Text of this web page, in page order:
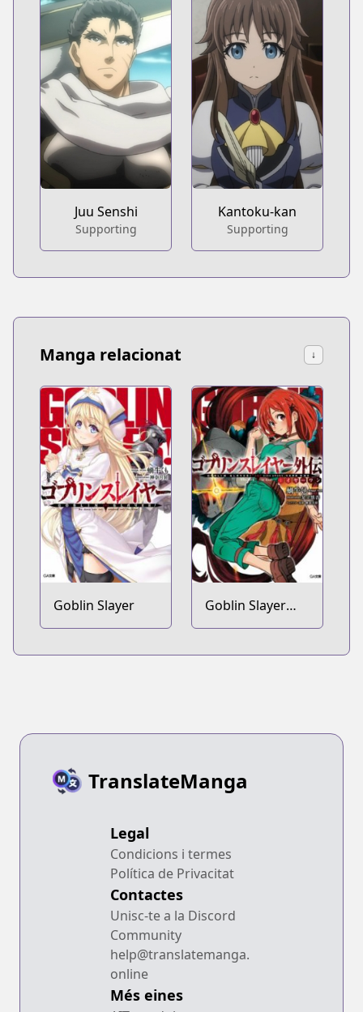
Juu Senshi
Supporting
Kantoku-kan
Supporting
Manga relacionat ↓
Goblin Slayer
Goblin Slayer
Gaiden: Year
TranslateManga
Legal
Condicions i termes
Política de Privacitat
Contactes
Unisc-te a la Discord
Community
help@translatemanga.
online
Més eines